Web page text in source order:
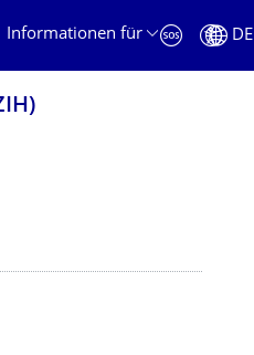
Informationen für
DE